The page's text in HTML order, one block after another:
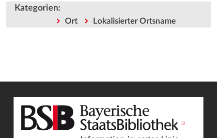
Kategorien:
Ort Lokalisierter Ortsname